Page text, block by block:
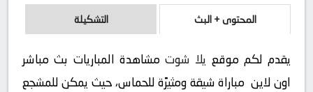
المحتوى + البث التشكيلة
يقدم لكم موقع يلا شوت مشاهدة المباريات بث مباشر
اون لاين مباراة شيقة ومثيرًة للحماس، حيث يمكن للمشجع